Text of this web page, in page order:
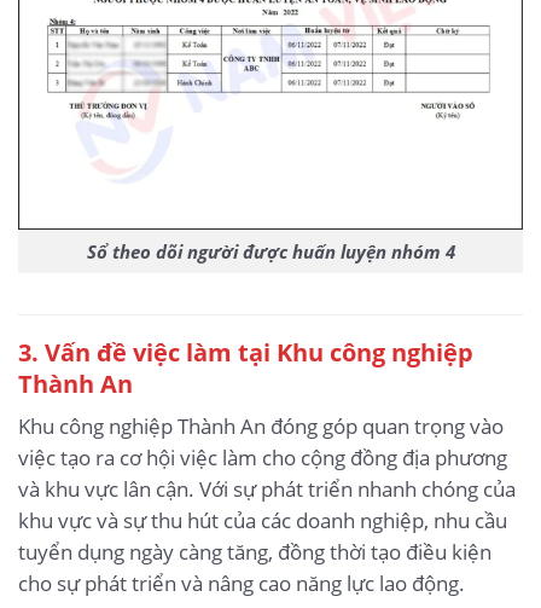
Sổ theo dõi người được huấn luyện nhóm 4
3. Vấn đề việc làm tại Khu công nghiệp
Thành An
Khu công nghiệp Thành An đóng góp quan trọng vào
việc tạo ra cơ hội việc làm cho cộng đồng địa phương
và khu vực lân cận. Với sự phát triển nhanh chóng của
khu vực và sự thu hút của các doanh nghiệp, nhu cầu
tuyển dụng ngày càng tăng, đồng thời tạo điều kiện
cho sự phát triển và nâng cao năng lực lao động.